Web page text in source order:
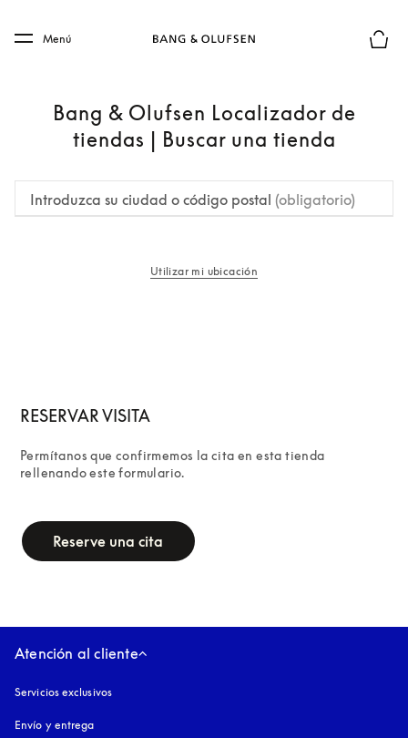
Skip to main footer
Menú
Bang & Olufsen Localizador de
tiendas | Buscar una tienda
Introduzca su ciudad o código postal (obligatorio)
Utilizar mi ubicación
RESERVAR VISITA
Permítanos que confirmemos la cita en esta tienda
rellenando este formulario.
Reserve una cita
Atención al cliente
Servicios exclusivos
Envío y entrega